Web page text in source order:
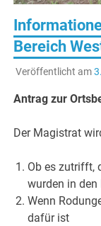
Bereich
Veröffentlicht am
Antrag zur
Der Magistrat
Ob es zutrifft,
wurden in den
Wenn
dafür ist